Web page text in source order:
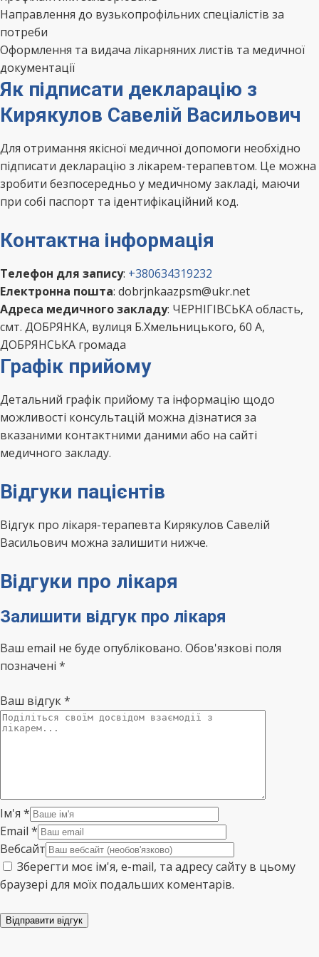
Направлення до вузькопрофільних спеціалістів за
потреби
Оформлення та видача лікарняних листів та медичної
документації
Як підписати декларацію з
Кирякулов Савелій Васильович
Для отримання якісної медичної допомоги необхідно
підписати декларацію з лікарем-терапевтом. Це можна
зробити безпосередньо у медичному закладі, маючи
при собі паспорт та ідентифікаційний код.
Контактна інформація
Телефон для запису: +380634319232
Електронна пошта: dobrjnkaazpsm@ukr.net
Адреса медичного закладу: ЧЕРНІГІВСЬКА область,
смт. ДОБРЯНКА, вулиця Б.Хмельницького, 60 А,
ДОБРЯНСЬКА громада
Графік прийому
Детальний графік прийому та інформацію щодо
можливості консультацій можна дізнатися за
вказаними контактними даними або на сайті
медичного закладу.
Відгуки пацієнтів
Відгук про лікаря-терапевта Кирякулов Савелій
Васильович можна залишити нижче.
Відгуки про лікаря
Залишити відгук про лікаря
Ваш email не буде опубліковано. Обов'язкові поля
позначені *
Ваш відгук*
Ім'я *
Email *
Вебсайт
Зберегти моє ім'я, e-mail, та адресу сайту в цьому
браузері для моїх подальших коментарів.
Відправити відгук